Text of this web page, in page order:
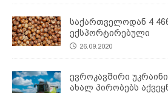
საქართველოდან 4
ექსპორტირებული
26.09.2020
ევროკავშირი
ახალ პირობებს